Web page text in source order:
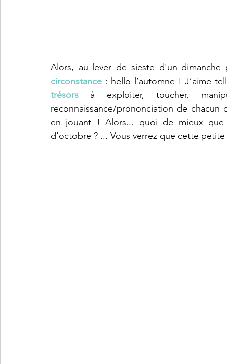
Alors, au lever de sieste d'un
circonstance : hello l’automne ! J’aime
trésors à exploiter, toucher,
reconnaissance/prononciation de chacun
en jouant ! Alors... quoi de mieux
d'octobre ? ... Vous verrez que cette